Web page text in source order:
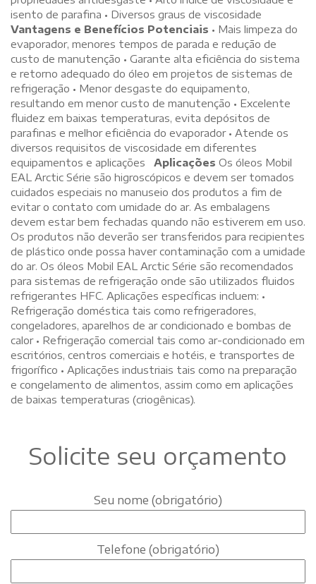
isento de parafina • Diversos graus de viscosidade
Vantagens e Benefícios Potenciais • Mais limpeza do
evaporador, menores tempos de parada e redução de
custo de manutenção • Garante alta eficiência do sistema
e retorno adequado do óleo em projetos de sistemas de
refrigeração • Menor desgaste do equipamento,
resultando em menor custo de manutenção • Excelente
fluidez em baixas temperaturas, evita depósitos de
parafinas e melhor eficiência do evaporador • Atende os
diversos requisitos de viscosidade em diferentes
equipamentos e aplicações Aplicações Os óleos Mobil
EAL Arctic Série são higroscópicos e devem ser tomados
cuidados especiais no manuseio dos produtos a fim de
evitar o contato com umidade do ar. As embalagens
devem estar bem fechadas quando não estiverem em uso.
Os produtos não deverão ser transferidos para recipientes
de plástico onde possa haver contaminação com a umidade
do ar. Os óleos Mobil EAL Arctic Série são recomendados
para sistemas de refrigeração onde são utilizados fluidos
refrigerantes HFC. Aplicações específicas incluem: •
Refrigeração doméstica tais como refrigeradores,
congeladores, aparelhos de ar condicionado e bombas de
calor • Refrigeração comercial tais como ar-condicionado em
escritórios, centros comerciais e hotéis, e transportes de
frigorífico • Aplicações industriais tais como na preparação
e congelamento de alimentos, assim como em aplicações
de baixas temperaturas (criogênicas).
Solicite seu orçamento
Seu nome (obrigatório)
Telefone (obrigatório)